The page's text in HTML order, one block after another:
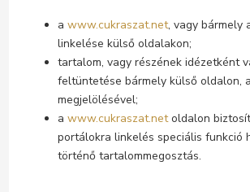
a www.cukraszat.net, vagy bármely
linkelése külső oldalakon;
tartalom, vagy részének idézetként
feltüntetése bármely külső oldalon,
megjelölésével;
a www.cukraszat.netoldalon
portálokra linkelés speciális funkció
történő tartalommegosztás.